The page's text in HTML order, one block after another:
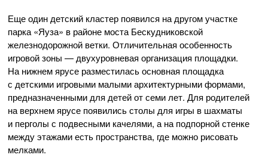
Еще один детский кластер появился на другом участке
парка «Яуза» в районе моста Бескудниковской
железнодорожной ветки. Отличительная особенность
игровой зоны — двухуровневая организация площадки.
На нижнем ярусе разместилась основная площадка
с детскими игровыми малыми архитектурными формами,
предназначенными для детей от семи лет. Для родителей
на верхнем ярусе появились столы для игры в шахматы
и перголы с подвесными качелями, а на подпорной стенке
между этажами есть пространства, где можно рисовать
мелками.